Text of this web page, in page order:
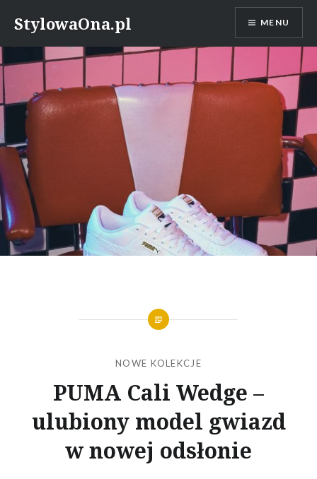
content
StylowaOna.pl MENU
NOWE KOLEKCJE
PUMA Cali Wedge –
ulubiony model gwiazd
w nowej odsłonie